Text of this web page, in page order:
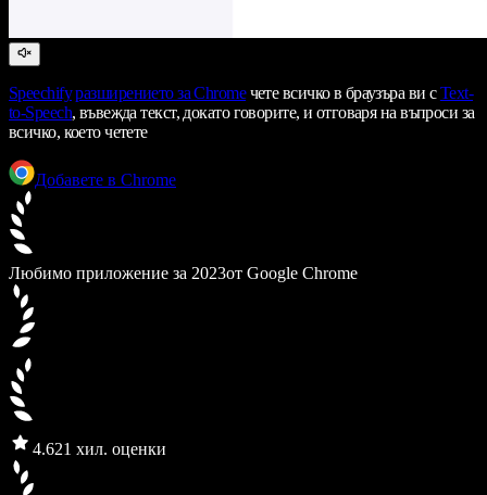
Speechify разширението за Chromeчете всичко в браузъра ви сText-
to-Speech, въвежда текст, докато говорите, и отговаря на въпроси за
всичко, което четете
Добавете в Chrome
Любимо приложение за 2023от Google Chrome
4.621 хил. оценки